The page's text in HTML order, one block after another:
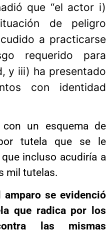
que “el actor i)
de peligro
a practicarse
requerido para
y iii) ha presentado
con identidad
un esquema de
tutela que se le
incluso acudiría a
mil tutelas.
se evidenció
que radica por los
las mismas